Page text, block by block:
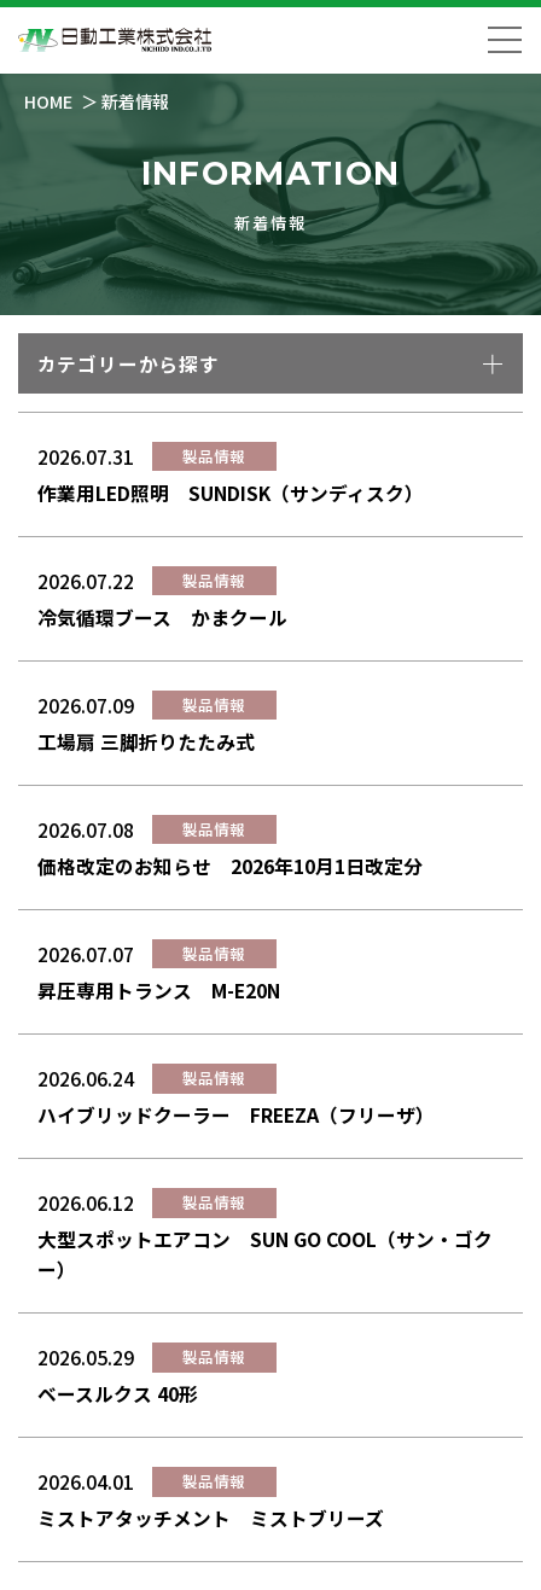
HOME 新着情報
INFORMATION
新着情報
カテゴリーから探す
2026.07.31 製品情報
作業用LED照明 SUNDISK（サンディスク）
2026.07.22 製品情報
冷気循環ブース かまクール
2026.07.09 製品情報
工場扇 三脚折りたたみ式
2026.07.08 製品情報
価格改定のお知らせ 2026年10月1日改定分
2026.07.07 製品情報
昇圧専用トランス M-E20N
2026.06.24 製品情報
ハイブリッドクーラー FREEZA（フリーザ）
2026.06.12 製品情報
大型スポットエアコン SUN GO COOL（サン・ゴク
ー）
2026.05.29 製品情報
ベースルクス 40形
2026.04.01 製品情報
ミストアタッチメント ミストブリーズ